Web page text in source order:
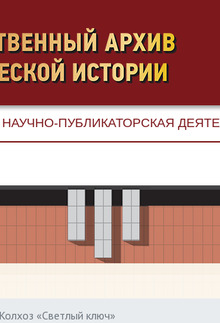
НАУЧНО-ПУБЛИКАТОРСКАЯ
«Светлый ключ»